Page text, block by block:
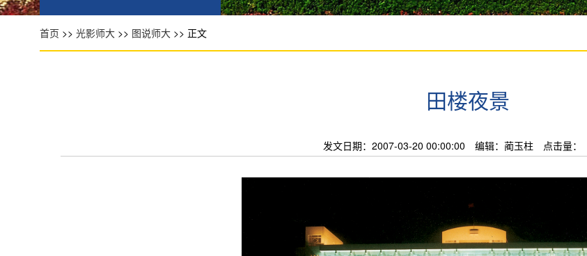
首页 >> 光影师大 >> 图说师大 >> 正文
田楼夜景
发文日期：2007-03-20 00:00:00 编辑：蔺玉柱 点击量：